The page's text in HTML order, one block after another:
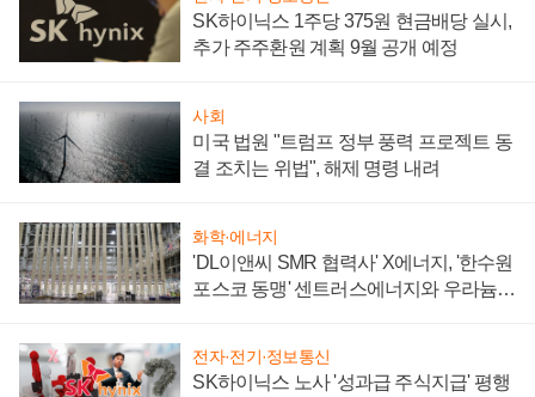
SK하이닉스 1주당 375원 현금배당 실시,
추가 주주환원 계획 9월 공개 예정
사회
미국 법원 "트럼프 정부 풍력 프로젝트 동
결 조치는 위법", 해제 명령 내려
화학·에너지
'DL이앤씨 SMR 협력사' X에너지, '한수원
포스코 동맹' 센트러스에너지와 우라늄
전자·전기·정보통신
SK하이닉스 노사 '성과급 주식지급' 평행